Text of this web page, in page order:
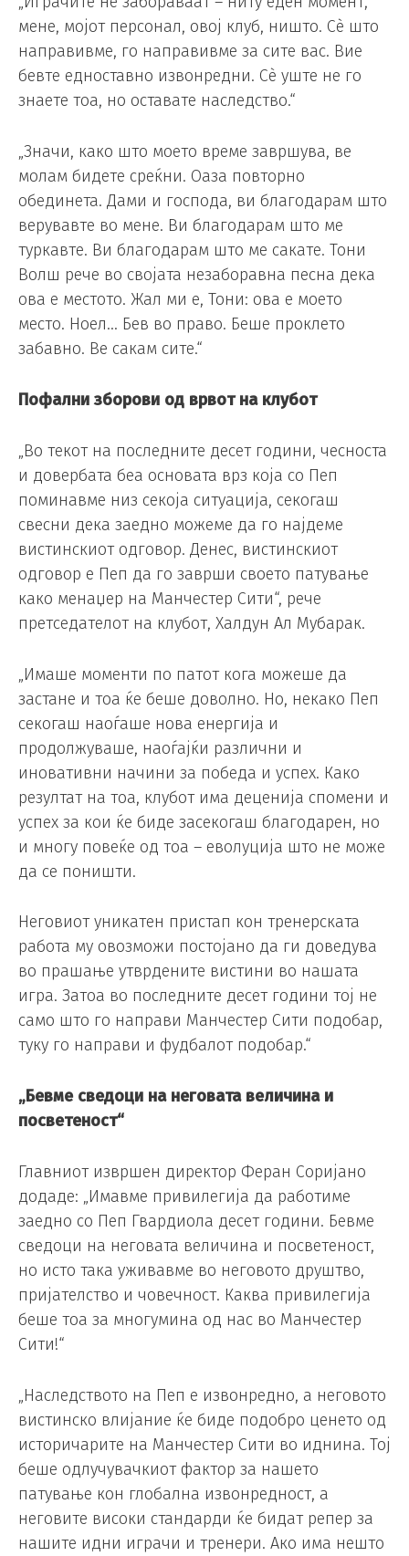
мене, мојот персонал, овој клуб, ништо. Сè што
направивме, го направивме за сите вас. Вие
бевте едноставно извонредни. Сè уште не го
знаете тоа, но оставате наследство.“
„Значи, како што моето време завршува, ве
молам бидете среќни. Оаза повторно
обединета. Дами и господа, ви благодарам што
верувавте во мене. Ви благодарам што ме
туркавте. Ви благодарам што ме сакате. Тони
Волш рече во својата незаборавна песна дека
ова е местото. Жал ми е, Тони: ова е моето
место. Ноел… Бев во право. Беше проклето
забавно. Ве сакам сите.“
Пофални зборови од врвот на клубот
„Во текот на последните десет години, чесноста
и довербата беа основата врз која со Пеп
поминавме низ секоја ситуација, секогаш
свесни дека заедно можеме да го најдеме
вистинскиот одговор. Денес, вистинскиот
одговор е Пеп да го заврши своето патување
како менаџер на Манчестер Сити“, рече
претседателот на клубот, Халдун Ал Мубарак.
„Имаше моменти по патот кога можеше да
застане и тоа ќе беше доволно. Но, некако Пеп
секогаш наоѓаше нова енергија и
продолжуваше, наоѓајќи различни и
иновативни начини за победа и успех. Како
резултат на тоа, клубот има деценија спомени и
успех за кои ќе биде засекогаш благодарен, но
и многу повеќе од тоа – еволуција што не може
да се поништи.
Неговиот уникатен пристап кон тренерската
работа му овозможи постојано да ги доведува
во прашање утврдените вистини во нашата
игра. Затоа во последните десет години тој не
само што го направи Манчестер Сити подобар,
туку го направи и фудбалот подобар.“
„Бевме сведоци на неговата величина и
посветеност“
Главниот извршен директор Феран Соријано
додаде: „Имавме привилегија да работиме
заедно со Пеп Гвардиола десет години. Бевме
сведоци на неговата величина и посветеност,
но исто така уживавме во неговото друштво,
пријателство и човечност. Каква привилегија
беше тоа за многумина од нас во Манчестер
Сити!“
„Наследството на Пеп е извонредно, а неговото
вистинско влијание ќе биде подобро ценето од
историчарите на Манчестер Сити во иднина. Тој
беше одлучувачкиот фактор за нашето
патување кон глобална извонредност, а
неговите високи стандарди ќе бидат репер за
нашите идни играчи и тренери. Ако има нешто